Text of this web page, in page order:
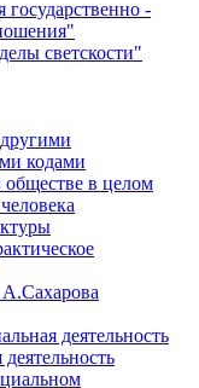
-
светскости"
кодами
в целом
деятельность